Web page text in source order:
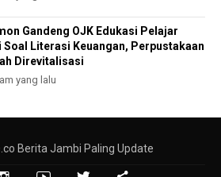
Gandeng OJK Edukasi Pelajar
Soal Literasi Keuangan, Perpustakaan
Direvitalisasi
yang lalu
Berita Jambi Paling Update